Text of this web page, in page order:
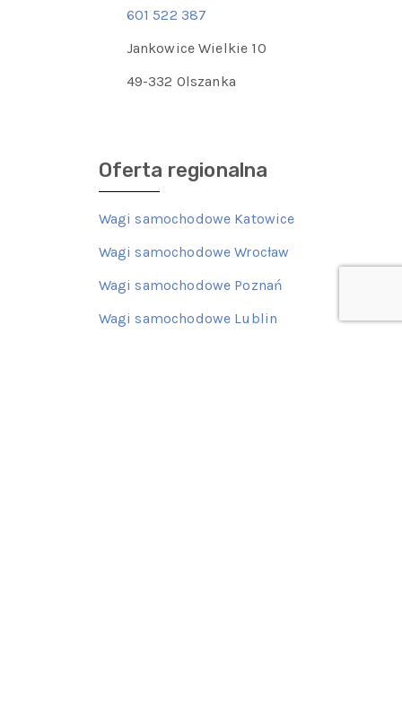
601 522 387
Jankowice Wielkie 10
49-332 Olszanka
Oferta regionalna
Wagi samochodowe Katowice
Wagi samochodowe Wrocław
Wagi samochodowe Poznań
Wagi samochodowe Lublin